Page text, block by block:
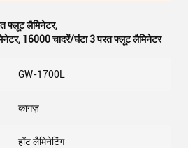
फ्लूट लैमिनेटर,
, 16000 चादरें/घंटा 3 परत फ्लूट लैमिनेटर
GW-1700L
कागज़
हॉट लैमिनेटिंग